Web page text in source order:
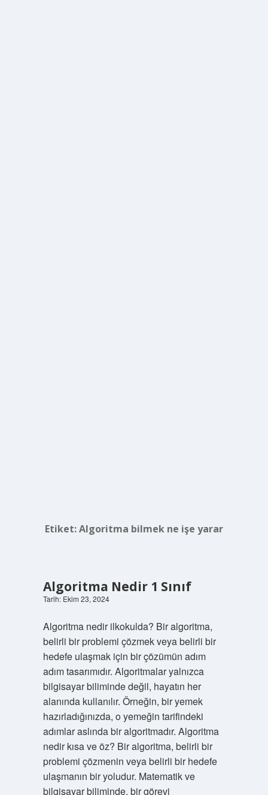
Etiket:Algoritma bilmek ne işe yarar
Algoritma Nedir 1 Sınıf
Tarih: Ekim 23, 2024
Algoritma nedir ilkokulda? Bir algoritma,
belirli bir problemi çözmek veya belirli bir
hedefe ulaşmak için bir çözümün adım
adım tasarımıdır. Algoritmalar yalnızca
bilgisayar biliminde değil, hayatın her
alanında kullanılır. Örneğin, bir yemek
hazırladığınızda, o yemeğin tarifindeki
adımlar aslında bir algoritmadır. Algoritma
nedir kısa ve öz? Bir algoritma, belirli bir
problemi çözmenin veya belirli bir hedefe
ulaşmanın bir yoludur. Matematik ve
bilgisayar biliminde, bir görevi